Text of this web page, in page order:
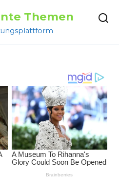
Themen